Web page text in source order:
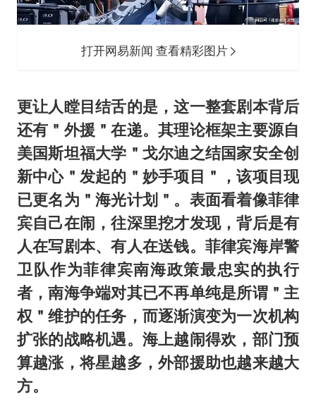
打开网易新闻 查看精彩图片
更让人瞠目结舌的是，这一整套剧本背后
还有＂外援＂在递。其理论框架主要源自
美国斯坦福大学＂戈尔迪之结国家安全创
新中心＂发起的＂妙手项目＂，该项目现
已更名为＂海光计划＂。表面看着像菲律
宾自己在闹，往深里挖才发现，背后是有
人在写剧本、有人在送钱。菲律宾海岸警
卫队作为菲律宾南海政策最忠实的执行
者，南海争端对其已不再单纯是所谓＂主
权＂维护的任务，而逐渐演变为一次机构
扩张的战略机遇。海上越闹得欢，部门预
算越涨，将星越多，外部援助也越来越大
方。